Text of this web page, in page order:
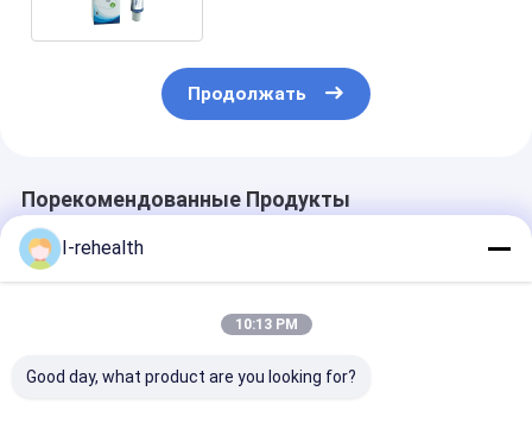
Продолжать
Порекомендованные Продукты
I-rehealth
10:13 PM
Good day, what product are you looking for?